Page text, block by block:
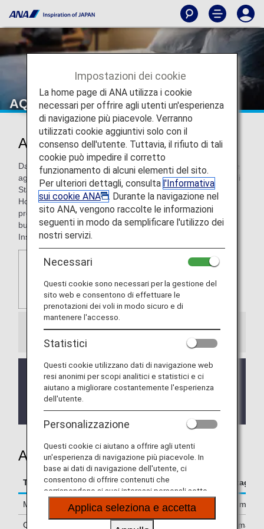
AQUA ASTON HOSPITALITY
AQUA ASTON HOSPITALITY
Dai resort all-inclusive e gli hotel di lusso fino ai residence e
agli alloggi confortevoli e a buon prezzo nelle Hawaii e negli
Stati Uniti continentali, Aqua-Aston Hospitality, con sede a
Honolulu, gestisce oltre 50 hotel di quattro distinti brand,
progettati per adattarsi a qualsiasi gusto, stile di vita o
budget: Aston Hotels & Resorts, Aqua Hotels and Resorts,
Instinct Hotel Collection e lite HOTELS.
Informazioni
Il servizio è temporaneamente sospeso.
Ci scusiamo per gli eventuali inconvenienti.
Quando il servizio tornerà attivo, verrà annunciato
su questa pagina.
Accumulo miglia
Termini e condizioni per l'accumulo delle miglia Dettagli
Miglia accumulate 500
Condizioni per l'accumulo
Per
Impostazioni dei cookie
La home page di ANA utilizza i cookie
necessari per offrire agli utenti un'esperienza
di navigazione più piacevole. Verranno
utilizzati cookie aggiuntivi solo con il
consenso dell'utente. Tuttavia, il rifiuto di tali
cookie può impedire il corretto
funzionamento di alcuni elementi del sito.
Per ulteriori dettagli, consulta l'Informativa
sui cookie ANA
. Durante la navigazione nel
sito ANA, vengono raccolte le informazioni
seguenti in modo da semplificare l'utilizzo dei
nostri servizi.
Necessari
Questi cookie sono necessari per la gestione del
sito web e consentono di effettuare le
prenotazioni dei voli in modo sicuro e di
mantenere l'accesso.
Statistici
Questi cookie utilizzano dati di navigazione web
resi anonimi per scopi analitici e statistici e ci
aiutano a migliorare costantemente l'esperienza
dell'utente.
Personalizzazione
Questi cookie ci aiutano a offrire agli utenti
un'esperienza di navigazione più piacevole. In
base ai dati di navigazione dell'utente, ci
consentono di offrire contenuti che
corrispondono ai suoi interessi personali sotto
forma di siti web, e-mail, social media e pubblicità.
Applica seleziona e accetta